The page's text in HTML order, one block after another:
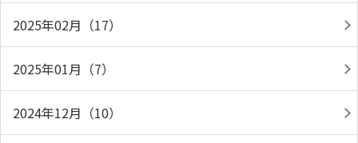
2025年02月（17）
2025年01月（7）
2024年12月（10）